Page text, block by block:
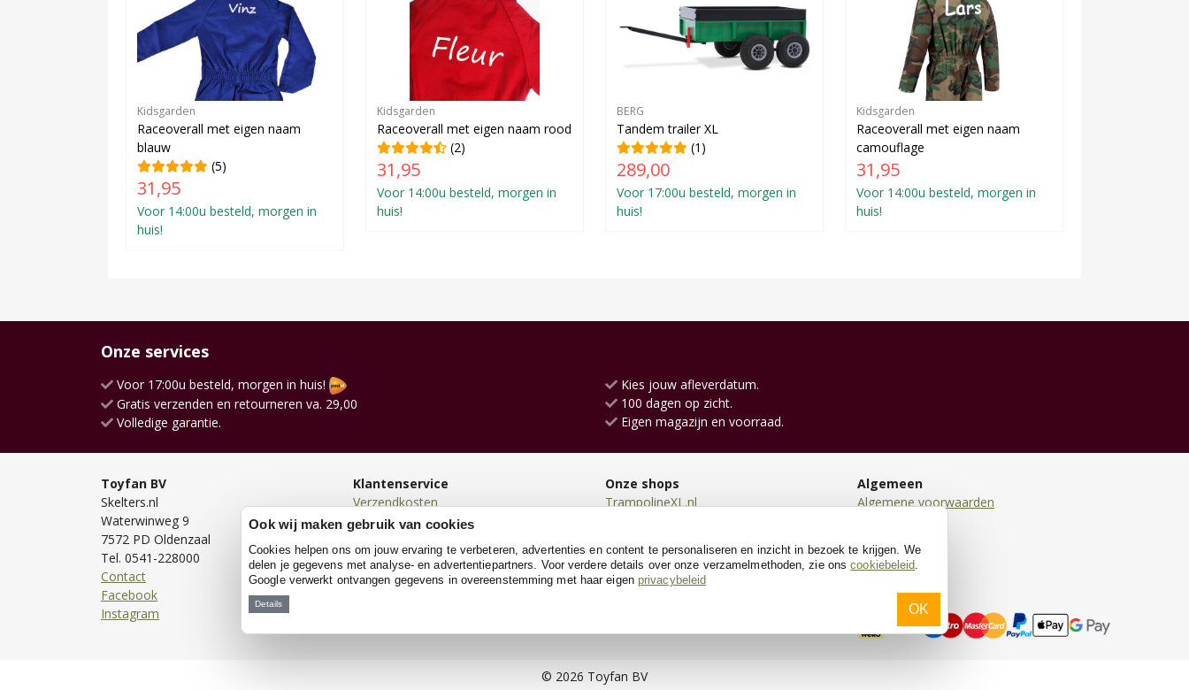
Kidsgarden
Raceoverall met eigen naam
blauw
(5)
31,95
Voor 14:00u besteld, morgen in
huis!
Kidsgarden
Raceoverall met eigen naam rood
(2)
31,95
Voor 14:00u besteld, morgen in
huis!
BERG
Tandem trailer XL
(1)
289,00
Voor 17:00u besteld, morgen in
huis!
Kidsgarden
Raceoverall met eigen naam
camouflage
31,95
Voor 14:00u besteld, morgen in
huis!
Onze services
Voor 17:00u besteld, morgen in huis!
Gratis verzenden en retourneren va. 29,00
Volledige garantie.
Kies jouw afleverdatum.
100 dagen op zicht.
Eigen magazijn en voorraad.
Toyfan BV
Skelters.nl
Waterwinweg 9
7572 PD Oldenzaal
Tel. 0541-228000
Contact
Facebook
Instagram
Klantenservice
Verzendkosten
Bezorgen
Betalen
Retourneren
Onze shops
TrampolineXL.nl
Konijnenhokken.nl
Speelgoedgarageshop.nl
Algemeen
Algemene voorwaarden
Cookies
© 2026 Toyfan BV
Ook wij maken gebruik van cookies
Cookies helpen ons om jouw ervaring te verbeteren, advertenties en content te personaliseren en inzicht in bezoek te krijgen. We
delen je gegevens met analyse- en advertentiepartners. Voor verdere details over onze verzamelmethoden, zie onscookiebeleid
Google verwerkt ontvangen gegevens in overeenstemming met haar eigen privacybeleid
Details OK